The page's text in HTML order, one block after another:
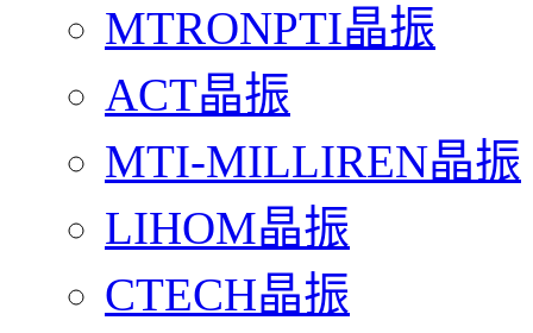
MTRONPTI晶振
ACT晶振
MTI-MILLIREN晶振
LIHOM晶振
CTECH晶振